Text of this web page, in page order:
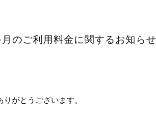
のご利用料金に関するお知らせ
がとうございます。